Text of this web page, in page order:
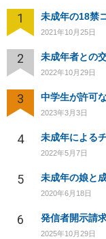
1 未成年の18禁
2021年10月25日
2 未成年者との
2022年10月29日
3 中学生が許可
2023年3月3日
4
2022年5月7日
5 未成年の娘と
2020年6月18日
6 発信者開示請
2025年10月29日